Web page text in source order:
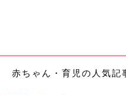
赤ちゃん・育児の人気記